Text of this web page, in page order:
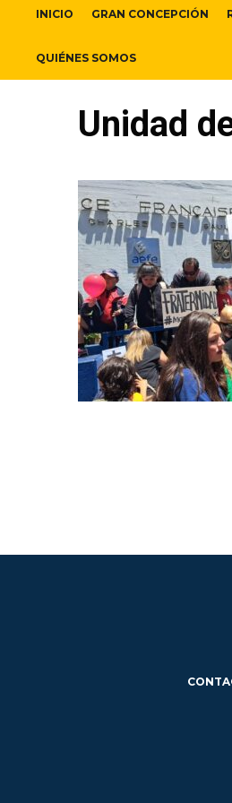
INICIO GRAN CONCEPCIÓN
QUIÉNES SOMOS
Unidad